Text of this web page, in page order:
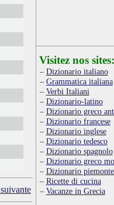
Visitez nos sites:
Dizionario italiano
Grammatica italiana
Verbi Italiani
Dizionario-latino
Dizionario greco
Dizionario francese
Dizionario inglese
Dizionario tedesco
Dizionario spagnolo
Dizionario greco
Dizionario
Ricette di cucina
Vacanze in Grecia